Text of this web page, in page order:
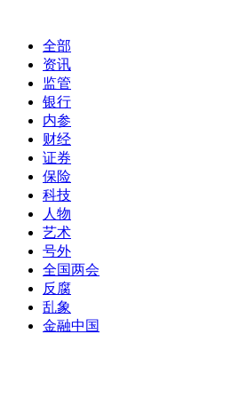
全部
资讯
监管
银行
内参
财经
证券
保险
科技
人物
艺术
号外
全国两会
反腐
乱象
金融中国